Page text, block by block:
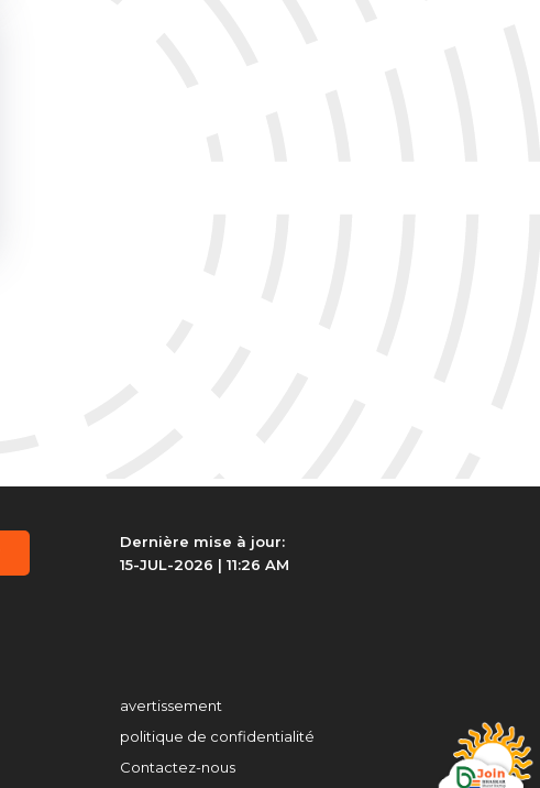
Dernière mise à jour:
15-JUL-2026 | 11:26 AM
avertissement
politique de confidentialité
Contactez-nous